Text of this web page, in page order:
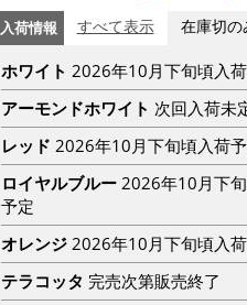
入荷情報 すべて表示 在庫切の
ホワイト 2026年10月下旬頃入
アーモンドホワイト 次回入荷未
レッド 2026年10月下旬頃入荷
ロイヤルブルー 2026年10月下
予定
オレンジ 2026年10月下旬頃入
テラコッタ 完売次第販売終了